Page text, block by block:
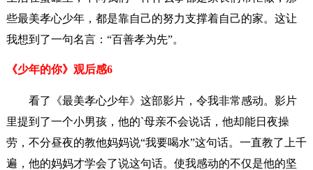
些最美孝心少年，都是靠自己的努力支撑着自己的家。这让
我想到了一句名言：“百善孝为先”。
《少年的你》观后感6
看了《最美孝心少年》这部影片，令我非常感动。影片
里提到了一个小男孩，他的`母亲不会说话，他却能日夜操
劳，不分昼夜的教他妈妈说“我要喝水”这句话。一直教了上千
遍，他的妈妈才学会了说这句话。使我感动的不仅是他的坚